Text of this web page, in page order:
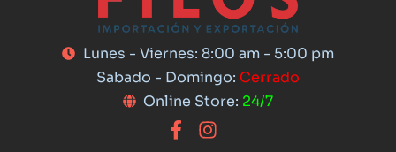
Lunes - Viernes: 8:00 am - 5:00 pm
Sabado - Domingo: Cerrado
Online Store: 24/7